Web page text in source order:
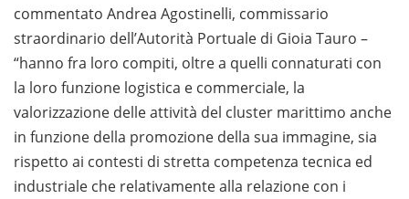
commentato Andrea Agostinelli, commissario
straordinario dell’Autorità Portuale di Gioia Tauro –
“hanno fra loro compiti, oltre a quelli connaturati con
la loro funzione logistica e commerciale, la
valorizzazione delle attività del cluster marittimo anche
in funzione della promozione della sua immagine, sia
rispetto ai contesti di stretta competenza tecnica ed
industriale che relativamente alla relazione con i